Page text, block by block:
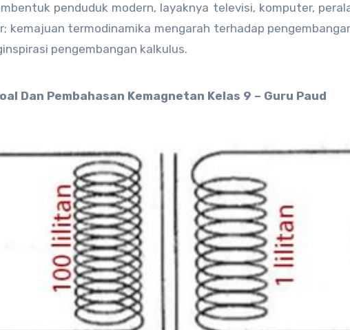
penduduk modern, layaknya televisi, komputer,
kemajuan termodinamika mengarah terhadap
pengembangan kalkulus.
Dan Pembahasan Kemagnetan Kelas 9 – Guru Paud